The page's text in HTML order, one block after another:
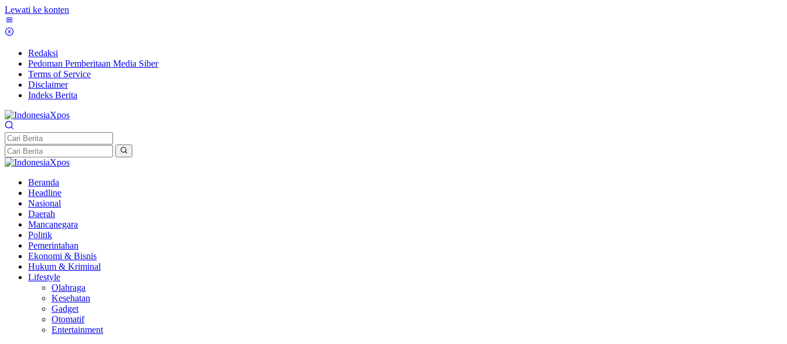
Lewati ke konten
Redaksi
Pedoman Pemberitaan Media Siber
Terms of Service
Disclaimer
Indeks Berita
Beranda
Headline
Nasional
Daerah
Mancanegara
Politik
Pemerintahan
Ekonomi & Bisnis
Hukum & Kriminal
Lifestyle
Olahraga
Kesehatan
Gadget
Otomatif
Entertainment